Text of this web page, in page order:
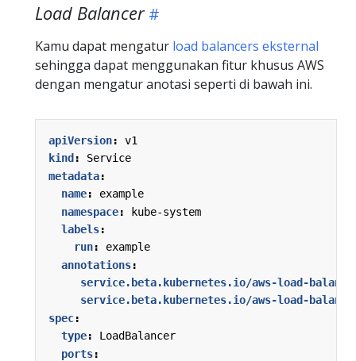
Load Balancer
Kamu dapat mengatur load balancers eksternal
sehingga dapat menggunakan fitur khusus AWS
dengan mengatur anotasi seperti di bawah ini.
apiVersion:
v1
kind :
Service
metadata:
name:
example
namespace:
kube-system
labels:
run:
example
annotations:
service.beta.kubernetes.io/aws-load-
service.beta.kubernetes.io/aws-load-
spec:
type:
LoadBalancer
ports: